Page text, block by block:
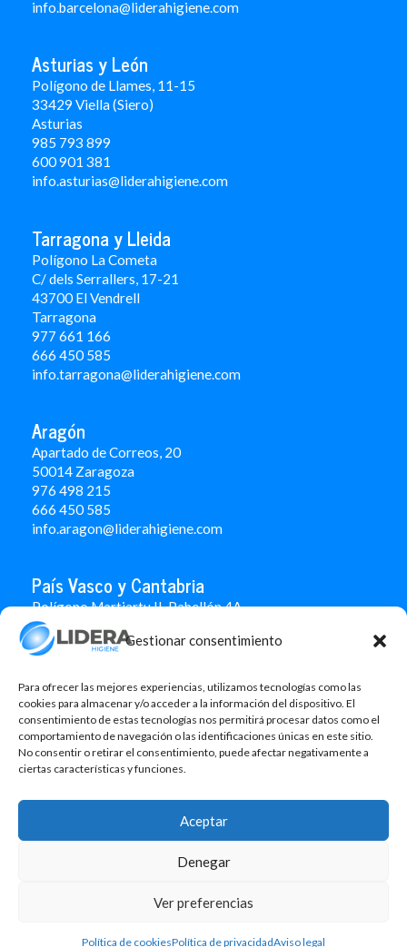
Gestionar consentimiento
Para ofrecer las mejores experiencias, utilizamos tecnologías como las
cookies para almacenar y/o acceder a la información del dispositivo. El
consentimiento de estas tecnologías nos permitirá procesar datos como el
comportamiento de navegación o las identificaciones únicas en este sitio.
No consentir o retirar el consentimiento, puede afectar negativamente a
ciertas características y funciones.
Aceptar
Denegar
Ver preferencias
Política de cookiesPolítica de privacidadAviso legal
info.barcelona@liderahigiene.com
Asturias y León
Polígono de Llames, 11-15
33429 Viella (Siero)
Asturias
985 793 899
600 901 381
info.asturias@liderahigiene.com
Tarragona y Lleida
Polígono La Cometa
C/ dels Serrallers, 17-21
43700 El Vendrell
Tarragona
977 661 166
666 450 585
info.tarragona@liderahigiene.com
Aragón
Apartado de Correos, 20
50014 Zaragoza
976 498 215
666 450 585
info.aragon@liderahigiene.com
País Vasco y Cantabria
Polígono Martiartu II. Pabellón 4A
48480 Arrigorriaga
Bizkaia
666 451 184
info.paisvasco@liderahigiene.com
Linked In
©2026 Lidera Higiene, S.L. Todos los derechos reservados.